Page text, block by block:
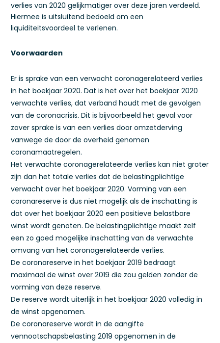
verlies van 2020 gelijkmatiger over deze jaren verdeeld.
Hiermee is uitsluitend bedoeld om een
liquiditeitsvoordeel te verlenen.
Voorwaarden
Er is sprake van een verwacht coronagerelateerd verlies
in het boekjaar 2020. Dat is het over het boekjaar 2020
verwachte verlies, dat verband houdt met de gevolgen
van de coronacrisis. Dit is bijvoorbeeld het geval voor
zover sprake is van een verlies door omzetderving
vanwege de door de overheid genomen
coronamaatregelen.
Het verwachte coronagerelateerde verlies kan niet groter
zijn dan het totale verlies dat de belastingplichtige
verwacht over het boekjaar 2020. Vorming van een
coronareserve is dus niet mogelijk als de inschatting is
dat over het boekjaar 2020 een positieve belastbare
winst wordt genoten. De belastingplichtige maakt zelf
een zo goed mogelijke inschatting van de verwachte
omvang van het coronagerelateerde verlies.
De coronareserve in het boekjaar 2019 bedraagt
maximaal de winst over 2019 die zou gelden zonder de
vorming van deze reserve.
De reserve wordt uiterlijk in het boekjaar 2020 volledig in
de winst opgenomen.
De coronareserve wordt in de aangifte
vennootschapsbelasting 2019 opgenomen in de